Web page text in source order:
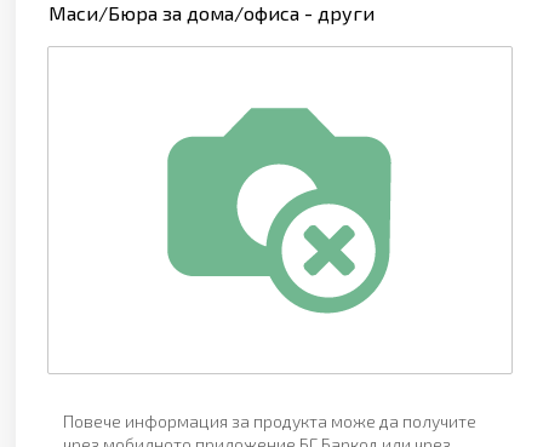
Маси/Бюра за дома/офиса - други
Повече информация за продукта може да получите